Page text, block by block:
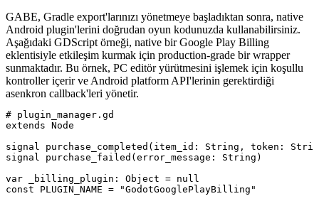
GABE, Gradle export'larınızı yönetmeye başladıktan sonra, native
Android plugin'lerini doğrudan oyun kodunuzda kullanabilirsiniz.
Aşağıdaki GDScript örneği, native bir Google Play Billing
eklentisiyle etkileşim kurmak için production-grade bir wrapper
sunmaktadır. Bu örnek, PC editör yürütmesini işlemek için koşullu
kontroller içerir ve Android platform API'lerinin gerektirdiği
asenkron callback'leri yönetir.
# plugin_manager.gd
extends Node
signal purchase_completed(item_id: String, token:
signal purchase_failed(error_message: String)
var _billing_plugin: Object = null
const PLUGIN_NAME = "GodotGooglePlayBilling"